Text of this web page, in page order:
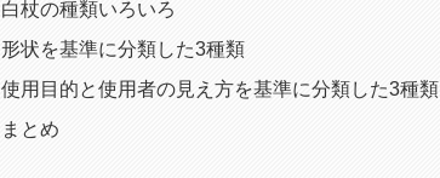
白杖の種類いろいろ
形状を基準に分類した3種類
使用目的と使用者の見え方を基準に分類した3種類
まとめ